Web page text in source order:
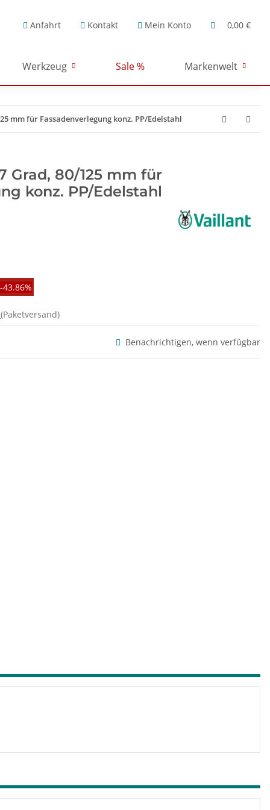
Anfahrt Kontakt Mein Konto 0,00 €
Werkzeug Sale % Markenwelt
mm für Fassadenverlegung konz. PP/Edelstahl
Grad, 80/125 mm für
konz. PP/Edelstahl
-43.86%
(Paketversand)
Benachrichtigen, wenn verfügbar